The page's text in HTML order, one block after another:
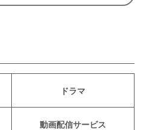
ドラマ
動画配信サービス